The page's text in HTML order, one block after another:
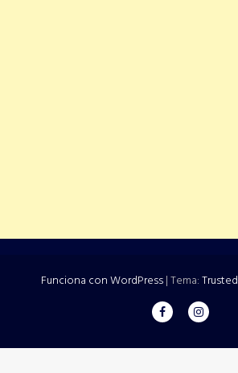
Funciona con WordPress|Tema:Trusted